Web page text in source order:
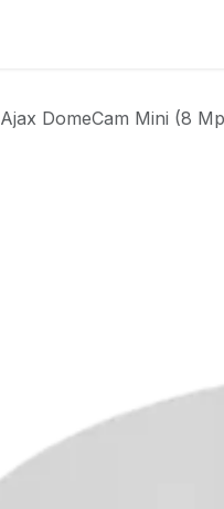
Ajax DomeCam Mini (8